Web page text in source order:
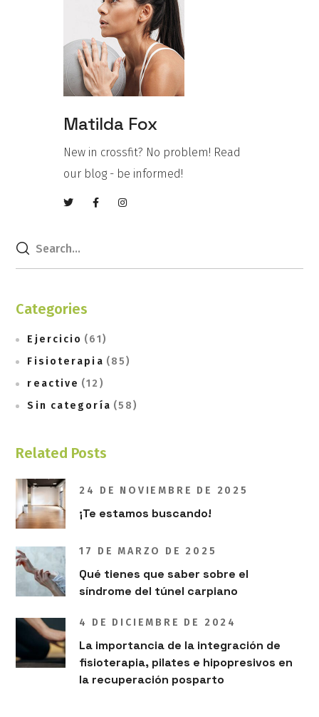
Matilda Fox
New in crossfit? No problem! Read
our blog - be informed!
Categories
Ejercicio (61)
Fisioterapia (85)
reactive (12)
Sin categoría (58)
Related Posts
24 DE NOVIEMBRE DE 2025
¡Te estamos buscando!
17 DE MARZO DE 2025
Qué tienes que saber sobre el
síndrome del túnel carpiano
4 DE DICIEMBRE DE 2024
La importancia de la integración de
fisioterapia, pilates e hipopresivos en
la recuperación posparto